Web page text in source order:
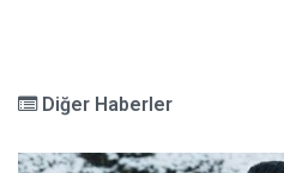
Diğer Haberler